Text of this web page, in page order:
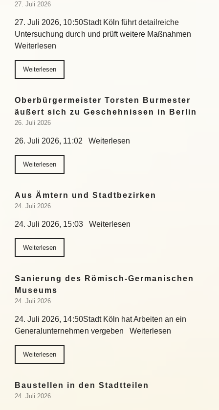
27. Juli 2026
27. Juli 2026, 10:50Stadt Köln führt detailreiche
Untersuchung durch und prüft weitere Maßnahmen
Weiterlesen
Weiterlesen
Oberbürgermeister Torsten Burmester
äußert sich zu Geschehnissen in Berlin
26. Juli 2026
26. Juli 2026, 11:02 Weiterlesen
Weiterlesen
Aus Ämtern und Stadtbezirken
24. Juli 2026
24. Juli 2026, 15:03 Weiterlesen
Weiterlesen
Sanierung des Römisch-Germanischen
Museums
24. Juli 2026
24. Juli 2026, 14:50Stadt Köln hat Arbeiten an ein
Generalunternehmen vergeben Weiterlesen
Weiterlesen
Baustellen in den Stadtteilen
24. Juli 2026